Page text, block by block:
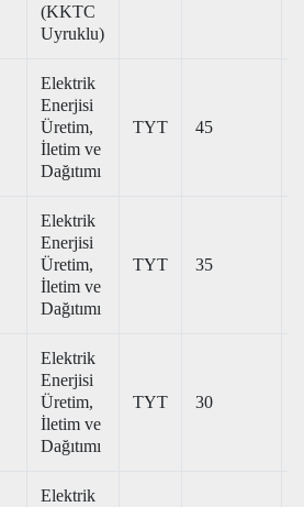
(KKTC
Uyruklu)
Elektrik
Enerjisi
Üretim,
İletim ve
Dağıtımı
TYT 45
Elektrik
Enerjisi
Üretim,
İletim ve
Dağıtımı
TYT 35
Elektrik
Enerjisi
Üretim,
İletim ve
Dağıtımı
TYT 30
Elektrik